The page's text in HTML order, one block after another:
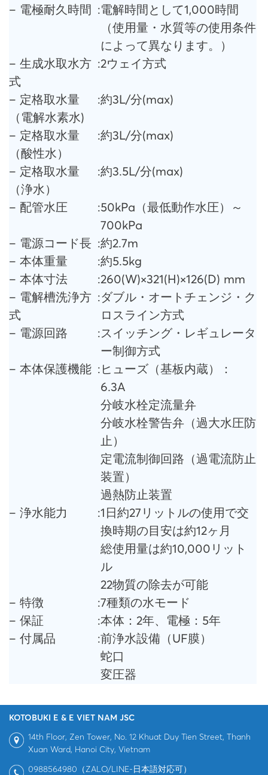
– 電極耐久時間
:電解時間として1,000時間
（使用量・水質等の使用条件
によって異なります。）
– 生成水取水方
式
:2ウェイ方式
– 定格取水量
（電解水素水)
:約3L/分(max)
– 定格取水量
（酸性水）
:約3L/分(max)
– 定格取水量
（浄水）
:約3.5L/分(max)
– 配管水圧 :50kPa（最低動作水圧）～
700kPa
– 電源コード長 :約2.7m
– 本体重量
:約5.5kg
– 本体寸法
:260(W)×321(H)×126(D) mm
– 電解槽洗浄方
式
:ダブル・オートチェンジ・ク
ロスライン方式
– 電源回路
: スイッチング・レギュレータ
ー制御方式
– 本体保護機能 : ヒューズ（基板内蔵）：
6.3A
分岐水栓定流量弁
分岐水栓警告弁（過大水圧防
止）
定電流制御回路（過電流防止
装置）
過熱防止装置
– 浄水能力
:1日約27リットルの使用で交
換時期の目安は約12ヶ月
総使用量は約10,000リット
ル
22物質の除去が可能
– 特徴
:7種類の水モード
– 保証
:本体：2年、電極：5年
– 付属品
:前浄水設備（UF膜）
蛇口
変圧器
KOTOBUKI E & E VIET NAM JSC
14th Floor, Zen Tower, No. 12 Khuat Duy Tien Street, Thanh
Xuan Ward, Hanoi City, Vietnam
0988564980（ZALO/LINE-日本語対応可）